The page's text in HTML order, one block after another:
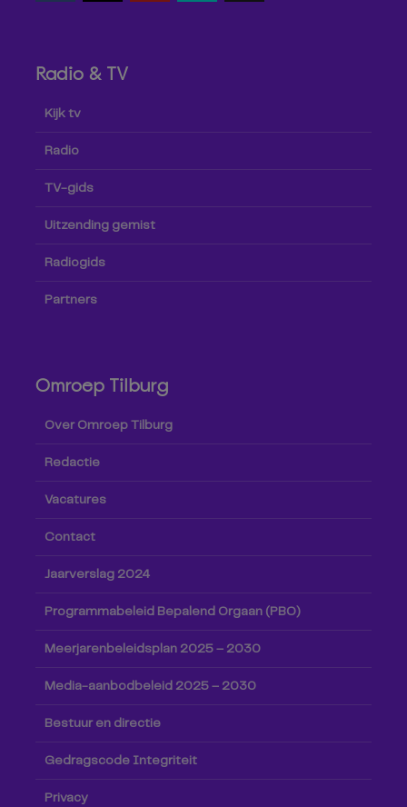
Radio & TV
Kijk tv
Radio
TV-gids
Uitzending gemist
Radiogids
Partners
Omroep Tilburg
Over Omroep Tilburg
Redactie
Vacatures
Contact
Jaarverslag 2024
Programmabeleid Bepalend Orgaan (PBO)
Meerjarenbeleidsplan 2025 – 2030
Media-aanbodbeleid 2025 – 2030
Bestuur en directie
Gedragscode Integriteit
Privacy